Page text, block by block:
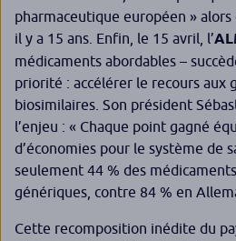
pharmaceutique européen »
il y a 15 ans. Enfin, le 15 avril, l’
médicaments abordables –
priorité : accélérer le recours aux
biosimilaires. Son président
l’enjeu : « Chaque point gagné
d’économies pour le système de
seulement 44 % des
génériques, contre 84 % en
Cette recomposition inédite du